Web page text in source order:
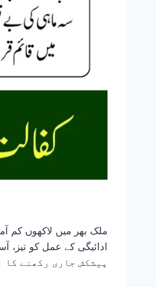
ملک بھر میں لاکھوں کم
پیشکش جاری رکھنے کا